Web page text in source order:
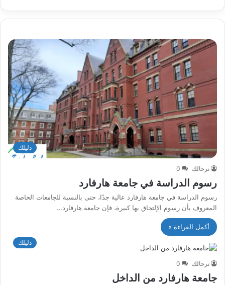
دليلك
ترحالك 0
رسوم الدراسة في جامعة هارفارد
رسوم الدراسة في جامعة هارفارد عالية جدًا، حتى بالنسبة للجامعات الخاصة
المعروف بأن رسوم الإلتحاق بها كبيرة، فإن جامعة هارفارد…
أكمل القراءة »
دليلك
ترحالك 0
جامعة هارفارد من الداخل